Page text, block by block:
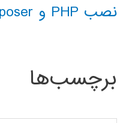
نصب PHP و composer در ویندوز 10
برچسب‌ها